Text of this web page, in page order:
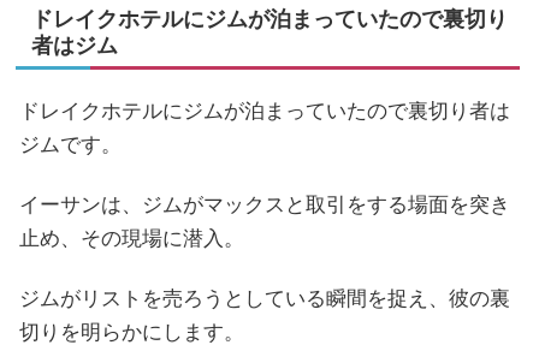
ドレイクホテルにジムが泊まっていたので裏切り
者はジム
ドレイクホテルにジムが泊まっていたので裏切り者は
ジムです。
イーサンは、ジムがマックスと取引をする場面を突き
止め、その現場に潜入。
ジムがリストを売ろうとしている瞬間を捉え、彼の裏
切りを明らかにします。